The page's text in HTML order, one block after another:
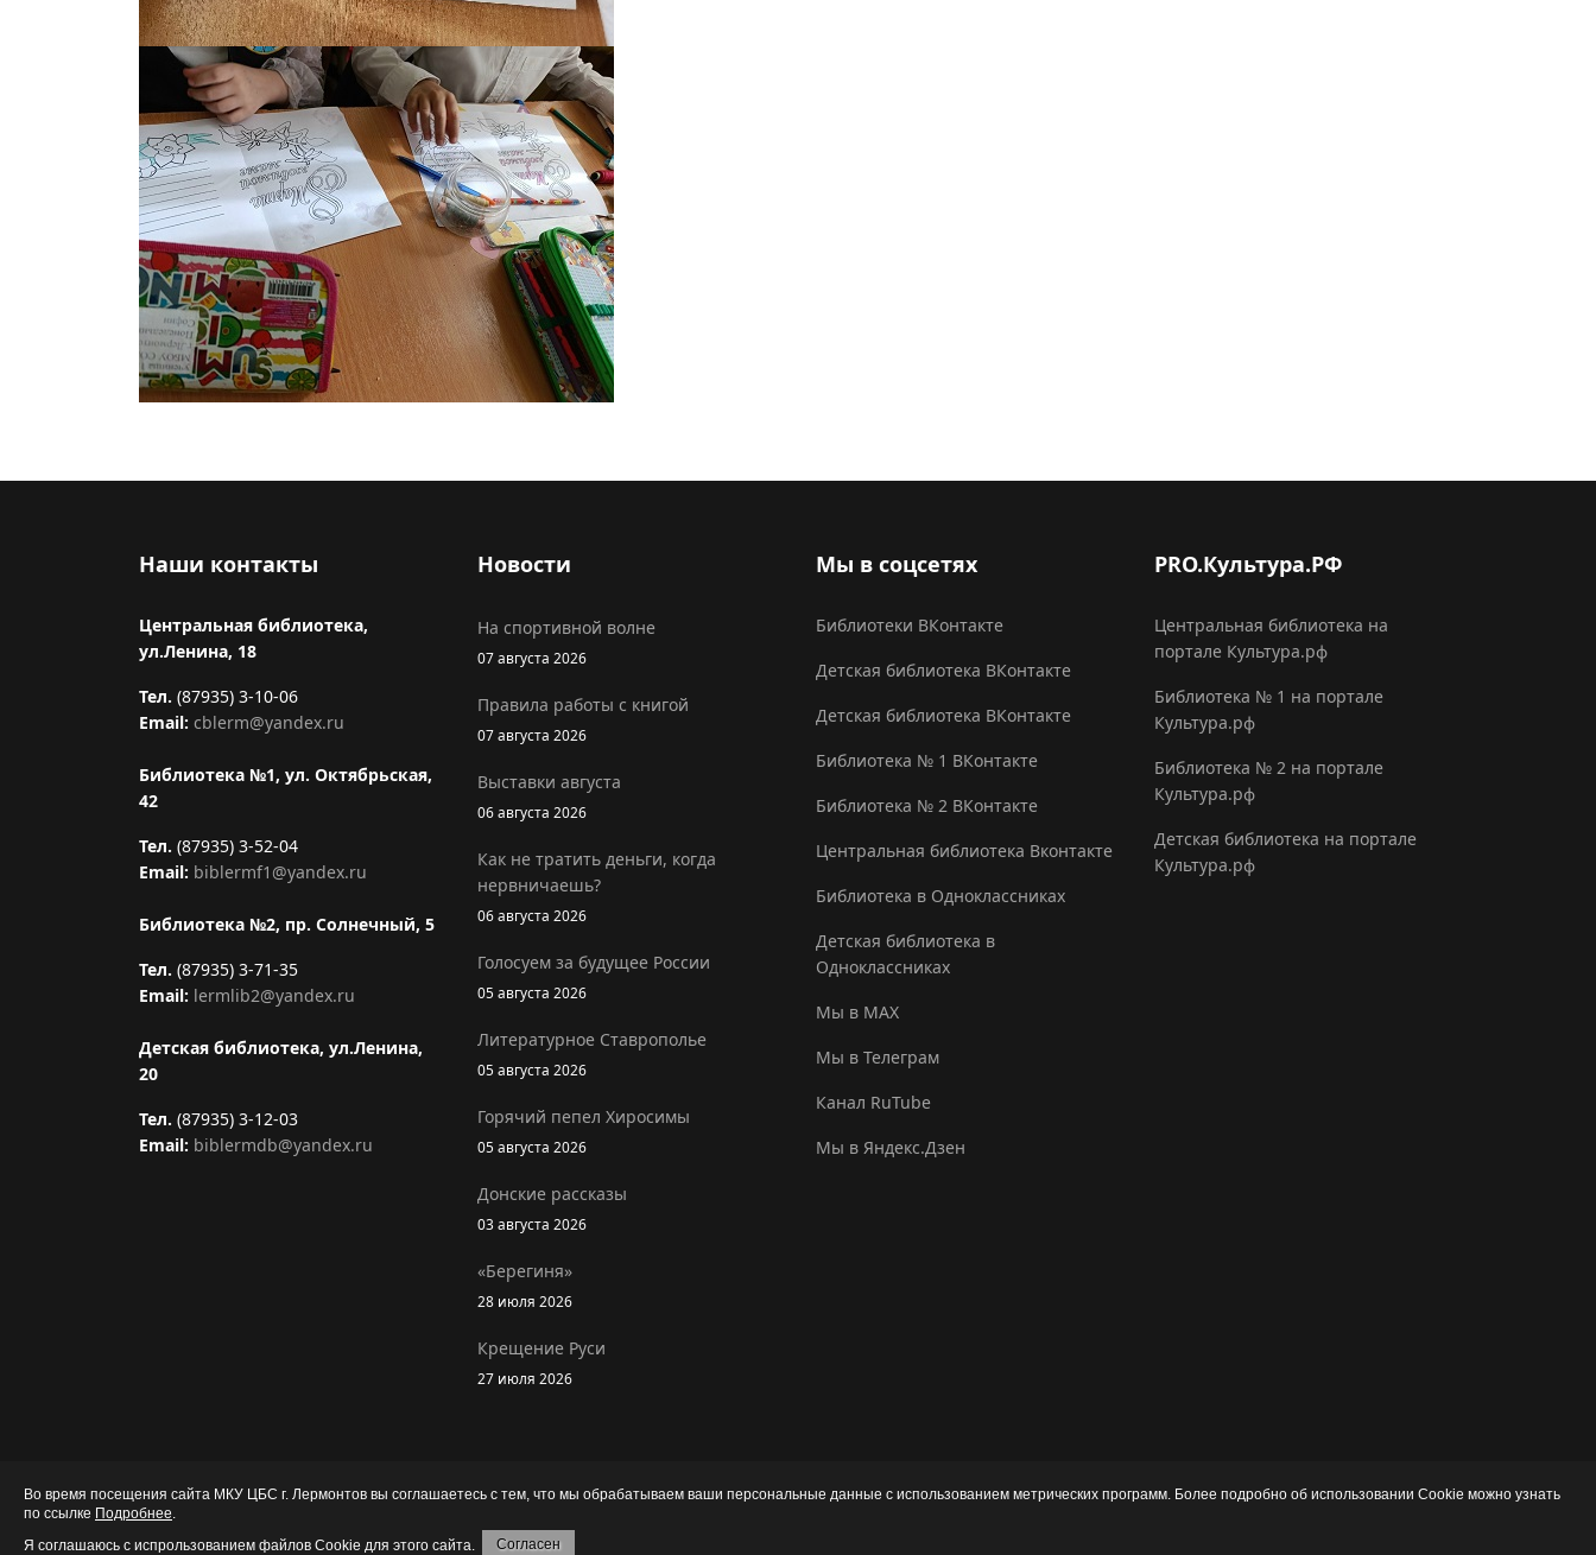
Наши контакты
Центральная библиотека,
ул.Ленина, 18
Тел. (87935) 3-10-06
Email: cblerm@yandex.ru
Библиотека №1, ул. Октябрьская,
42
Тел. (87935) 3-52-04
Email: biblermf1@yandex.ru
Библиотека №2, пр. Солнечный, 5
Тел. (87935) 3-71-35
Email: lermlib2@yandex.ru
Детская библиотека, ул.Ленина,
20
Тел. (87935) 3-12-03
Email: biblermdb@yandex.ru
Новости
На спортивной волне
07 августа 2026
Правила работы с книгой
07 августа 2026
Выставки августа
06 августа 2026
Как не тратить деньги, когда
нервничаешь?
06 августа 2026
Голосуем за будущее России
05 августа 2026
Литературное Ставрополье
05 августа 2026
Горячий пепел Хиросимы
05 августа 2026
Донские рассказы
03 августа 2026
«Берегиня»
28 июля 2026
Крещение Руси
27 июля 2026
Мы в соцсетях
Библиотеки ВКонтакте
Детская библиотека ВКонтакте
Детская библиотека ВКонтакте
Библиотека № 1 ВКонтакте
Библиотека № 2 ВКонтакте
Центральная библиотека Вконтакте
Библиотека в Одноклассниках
Детская библиотека в
Одноклассниках
Мы в MAX
Мы в Телеграм
Канал RuTube
Мы в Яндекс.Дзен
PRO.Культура.РФ
Центральная библиотека на
портале Культура.рф
Библиотека № 1 на портале
Культура.рф
Библиотека № 2 на портале
Культура.рф
Детская библиотека на портале
Культура.рф
© 2026 Муниципальное казенное учреждение города Лермонтова "Централизованная библиотечная система"
Во время посещения сайта МКУ ЦБС г. Лермонтов вы соглашаетесь с тем, что мы обрабатываем ваши персональные данные с использованием метрических программ. Более подробно об использовании Cookie можно узнать
по ссылке Подробнее.
Я соглашаюсь с испрользованием файлов Cookie для этого сайта.
Согласен